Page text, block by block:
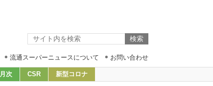
流通スーパーニュースについて お問い合わせ
月次 CSR 新型コロナ